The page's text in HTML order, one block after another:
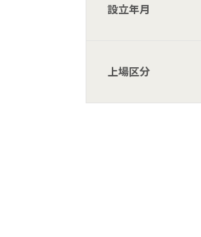
設立年月
上場区分